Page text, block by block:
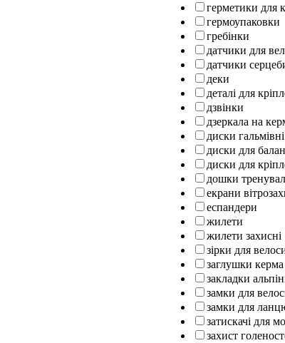
герметики для
гермоупаковки
гребінки
датчики для
датчики
деки
деталі для
дзвінки
дзеркала на
диски
диски для
диски для
дошки
екрани
еспандери
жилети
жилети захисні
зірки для
заглушки керма
закладки
замки для
замки для
затискачі для
захист